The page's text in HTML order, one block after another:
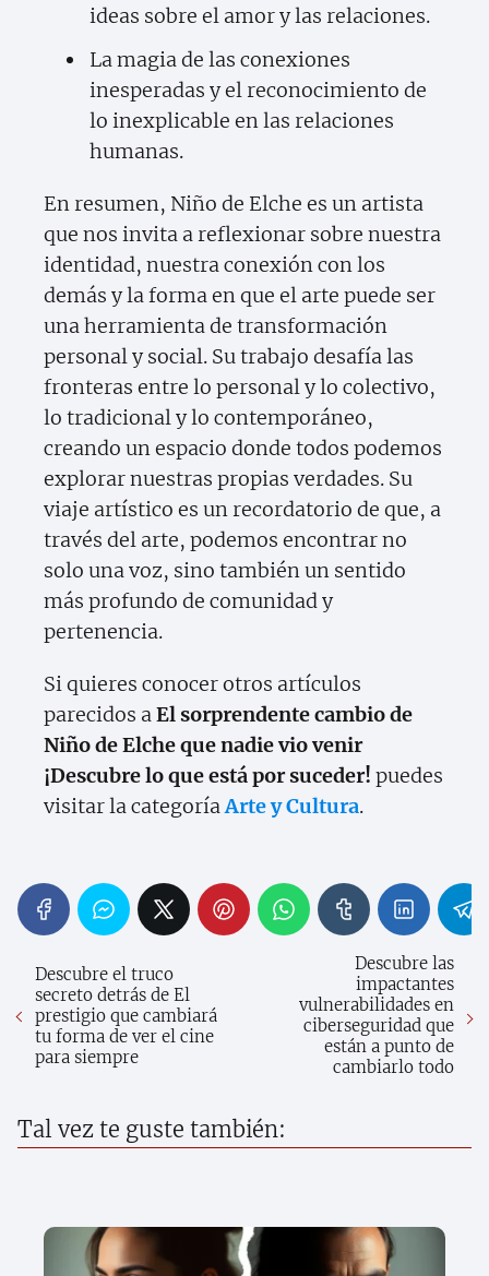
ideas sobre el amor y las relaciones.
La magia de las conexiones
inesperadas y el reconocimiento de
lo inexplicable en las relaciones
humanas.
En resumen, Niño de Elche es un artista
que nos invita a reflexionar sobre nuestra
identidad, nuestra conexión con los
demás y la forma en que el arte puede ser
una herramienta de transformación
personal y social. Su trabajo desafía las
fronteras entre lo personal y lo colectivo,
lo tradicional y lo contemporáneo,
creando un espacio donde todos podemos
explorar nuestras propias verdades. Su
viaje artístico es un recordatorio de que, a
través del arte, podemos encontrar no
solo una voz, sino también un sentido
más profundo de comunidad y
pertenencia.
Si quieres conocer otros artículos
parecidos aEl sorprendente cambio de
Niño de Elche que nadie vio venir
¡Descubre lo que está por suceder! puedes
visitar la categoríaArte y Cultura.
Descubre el truco
secreto detrás de El
prestigio que cambiará
tu forma de ver el cine
para siempre
Descubre las
impactantes
vulnerabilidades en
ciberseguridad que
están a punto de
cambiarlo todo
Tal vez te guste también: